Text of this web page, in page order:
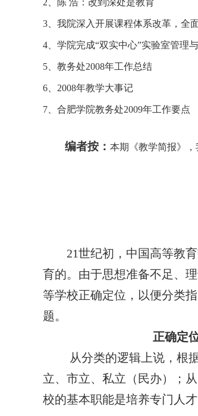
2 、陈 浩：改到深处是教育
3 、我院深入开展课程体系改革，全
4 、学院完成“双实中心”实验室管理
5 、教务处2008年工作总结
6 2008年教学大事记
7 、合肥学院教务处2009年工作要点
编者按：本期《教学简报》
21世纪初，中国高等教
育的。由于思想准备不足、
等学校正确定位，以便分类
题。
正确定位的前
从分类的逻辑上说，根据
立、市立、私立（民办）；
校的基本职能是培养专门人